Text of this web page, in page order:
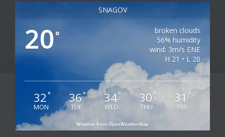
SNAGOV
20°
broken clouds
56% humidity
wind: 3m/s ENE
H 21 • L 20
32°
MON
36°
TUE
34°
WED
30 °
THU
31 °
FRI
Weather from OpenWeatherMap